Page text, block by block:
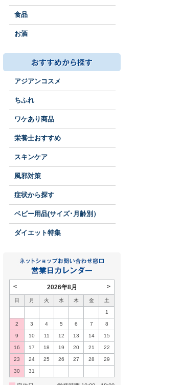
食品
お酒
アジアンコスメ
ちふれ
ワケあり商品
栄養士おすすめ
スキンケア
風邪対策
症状から探す
ベビー用品(サイズ･月齢別）
ダイエット特集
< >
2026年8月
日 月 火 水 木 金 土
1
2 3 4 5 6 7 8
9 10 11 12 13 14 15
16 17 18 19 20 21 22
23 24 25 26 27 28 29
30 31